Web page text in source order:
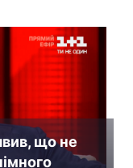
що не